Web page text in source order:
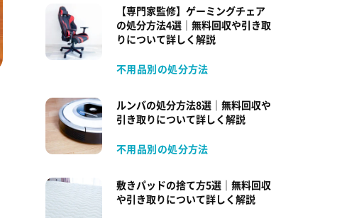
【専門家監修】ゲーミングチェア
の処分方法4選｜無料回収や引き取
りについて詳しく解説
不用品別の処分方法
ルンバの処分方法8選｜無料回収や
引き取りについて詳しく解説
不用品別の処分方法
敷きパッドの捨て方5選｜無料回収
や引き取りについて詳しく解説